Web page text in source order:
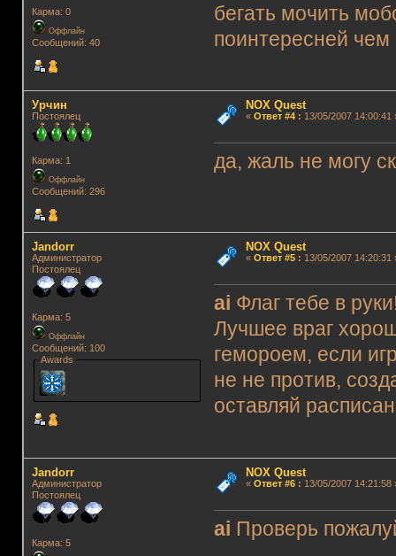
Карма: 0
Оффлайн
Сообщений: 40
бегать мочить
поинтересней чем
Урчин
Постоялец
Карма: 1
Оффлайн
Сообщений: 296
NOX Quest
« Ответ #4: 13/05/2007 14:00:41
да, жаль не могу
Jandorr
Администратор
Постоялец
Карма: 5
Оффлайн
Сообщений: 100
Awards
NOX Quest
« Ответ #5: 13/05/2007 14:20:31
ai Флаг тебе в
Лучшее враг
гемороем, если
не не против,
оставляй
Jandorr
Администратор
Постоялец
Карма: 5
NOX Quest
« Ответ #6: 13/05/2007 14:21:58
ai Проверь